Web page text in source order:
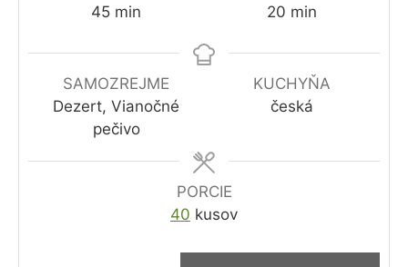
45minút
min
20 minút
min
SAMOZREJME
Dezert, Vianočné
pečivo
KUCHYŇA
česká
PORCIE
40 kusov